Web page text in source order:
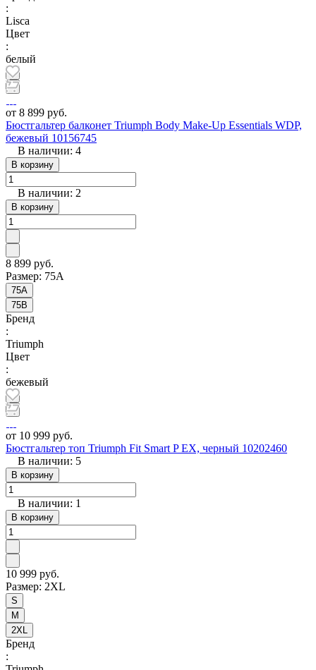
:
Lisca
Цвет
:
белый
от 8 899 руб.
Бюстгальтер балконет Triumph Body Make-Up Essentials WDP,
бежевый 10156745
В наличии: 4
В корзину
В наличии: 2
В корзину
8 899 руб.
Размер: 75A
75A
75B
Бренд
:
Triumph
Цвет
:
бежевый
от 10 999 руб.
Бюстгальтер топ Triumph Fit Smart P EX, черный 10202460
В наличии: 5
В корзину
В наличии: 1
В корзину
10 999 руб.
Размер: 2XL
S
M
2XL
Бренд
: